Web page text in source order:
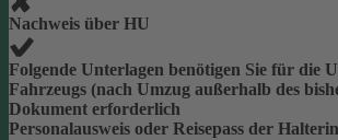
Nachweis über HU
Folgende Unterlagen benötigen Sie für die
Fahrzeugs (nach Umzug außerhalb des
Dokument erforderlich
Personalausweis oder Reisepass der